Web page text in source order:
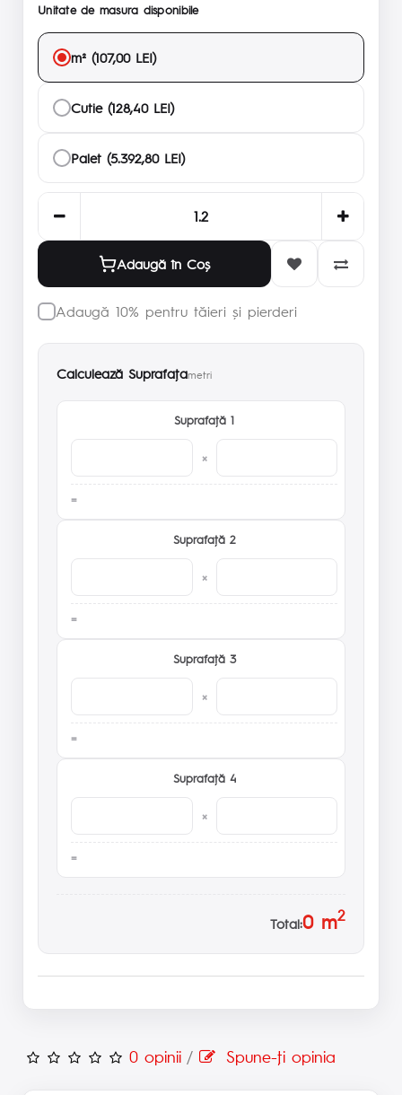
Unitate de masura disponibile
m² (107,00 LEI)
Cutie (128,40 LEI)
Palet (5.392,80 LEI)
Adaugă în Coş
Adaugă 10% pentru tăieri și pierderi
Calculează Suprafaţametri
Suprafaţă 1
×
Suprafaţă 2
×
Suprafaţă 3
×
Suprafaţă 4
×
Total:0m2
0 opinii / Spune-ţi opinia